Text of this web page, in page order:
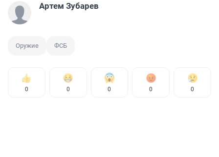
Артем Зубарев
Оружие ФСБ
0 0 0 0 0